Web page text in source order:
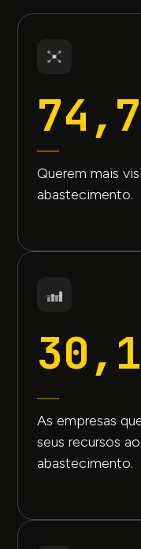
Querem mais
abastecimento.
As empresas
seus recursos
abastecimento.